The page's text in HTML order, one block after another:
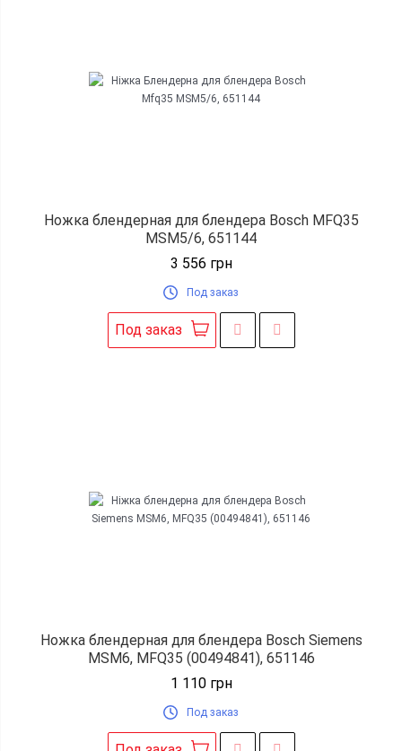
Ножка блендерная для блендера Bosch MFQ35
MSM5/6, 651144
3 556 грн
Под заказ
Под заказ
Ножка блендерная для блендера Bosch Siemens
MSM6, MFQ35 (00494841), 651146
1 110грн
Под заказ